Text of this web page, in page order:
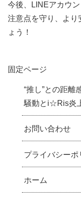
今後、LINEアカウ
注意点を守り、より
ょう！
固定ページ
“推し”との距離
騒動とi☆Ris炎
お問い合わせ
プライバシーポ
ホーム